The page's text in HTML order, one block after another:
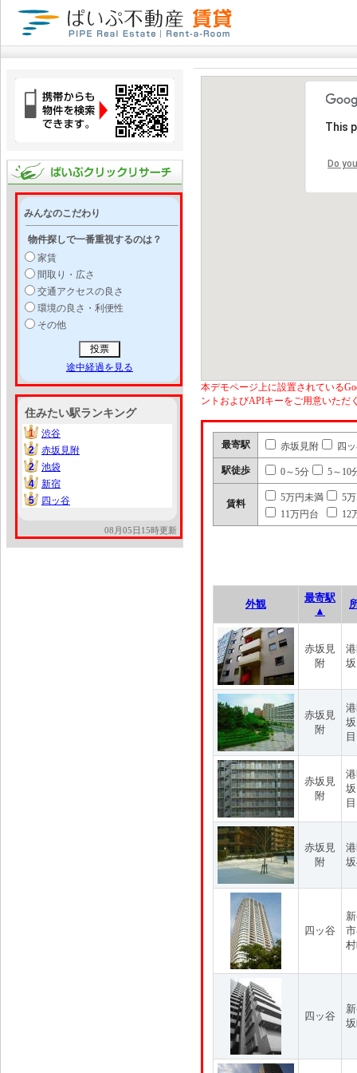
みんなのこだわり
物件探しで一番重視するのは？
家賃
間取り・広さ
交通アクセスの良さ
環境の良さ・利便性
その他
途中経過を見る
住みたい駅ランキング
1
1
渋谷
2
2
赤坂見附
2
2
池袋
4
4
新宿
5
5 四ッ谷
08月05日15時更新
This
Do
本デモページ上に設置されている
ントおよびAPIキーをご用意いただ
最寄駅 赤坂見附 四
駅徒歩 0～5分 5～10
賃料
5万円未満
5
11万円台
12
外観
最寄駅
▲
赤坂見
附
赤坂見
附
目
赤坂見
附
目
赤坂見
附
四ッ谷
四ッ谷